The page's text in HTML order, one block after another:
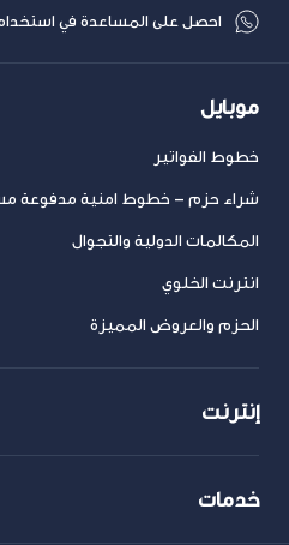
احصل على المساعدة في
موبايل
خطوط الفواتير
شراء حزم – خطوط امنية مدفوعة
المكالمات الدولية والتجوال
انترنت الخلوي
الحزم والعروض المميزة
إنترنت
خدمات